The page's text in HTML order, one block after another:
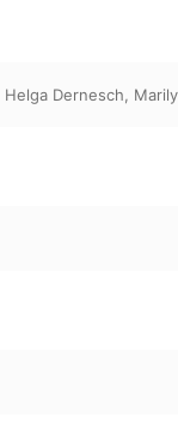
Helga Dernesch,